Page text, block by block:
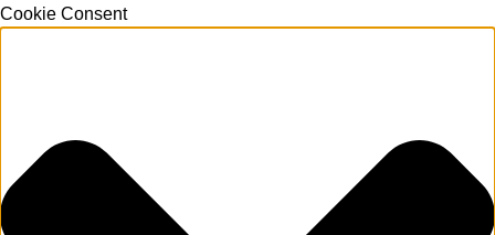
Cookie Consent